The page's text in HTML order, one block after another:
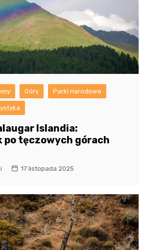
Góry Parki narodowe
Islandia:
po tęczowych górach
17 listopada 2025